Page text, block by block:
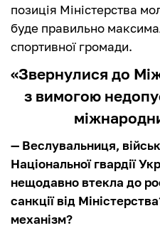
позиція Міністерства
буде правильно
спортивної громади.
«Звернулися до
з вимогою
— Веслувальниця,
Національної гвардії
нещодавно втекла до
санкції від
механізм?